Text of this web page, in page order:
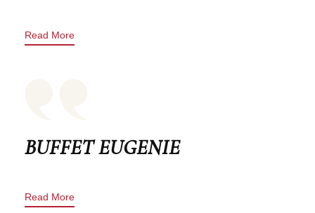
Read More
BUFFET EUGENIE
Read More